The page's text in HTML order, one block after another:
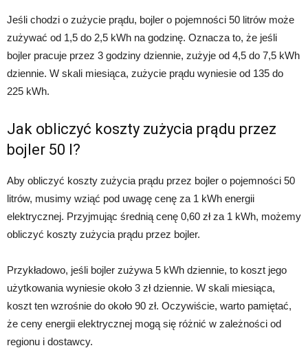
Jeśli chodzi o zużycie prądu, bojler o pojemności 50 litrów może
zużywać od 1,5 do 2,5 kWh na godzinę. Oznacza to, że jeśli
bojler pracuje przez 3 godziny dziennie, zużyje od 4,5 do 7,5 kWh
dziennie. W skali miesiąca, zużycie prądu wyniesie od 135 do
225 kWh.
Jak obliczyć koszty zużycia prądu przez
bojler 50 l?
Aby obliczyć koszty zużycia prądu przez bojler o pojemności 50
litrów, musimy wziąć pod uwagę cenę za 1 kWh energii
elektrycznej. Przyjmując średnią cenę 0,60 zł za 1 kWh, możemy
obliczyć koszty zużycia prądu przez bojler.
Przykładowo, jeśli bojler zużywa 5 kWh dziennie, to koszt jego
użytkowania wyniesie około 3 zł dziennie. W skali miesiąca,
koszt ten wzrośnie do około 90 zł. Oczywiście, warto pamiętać,
że ceny energii elektrycznej mogą się różnić w zależności od
regionu i dostawcy.